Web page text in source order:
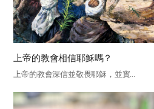
上帝的教會相信耶穌嗎？
上帝的教會深信並敬畏耶穌，並實...